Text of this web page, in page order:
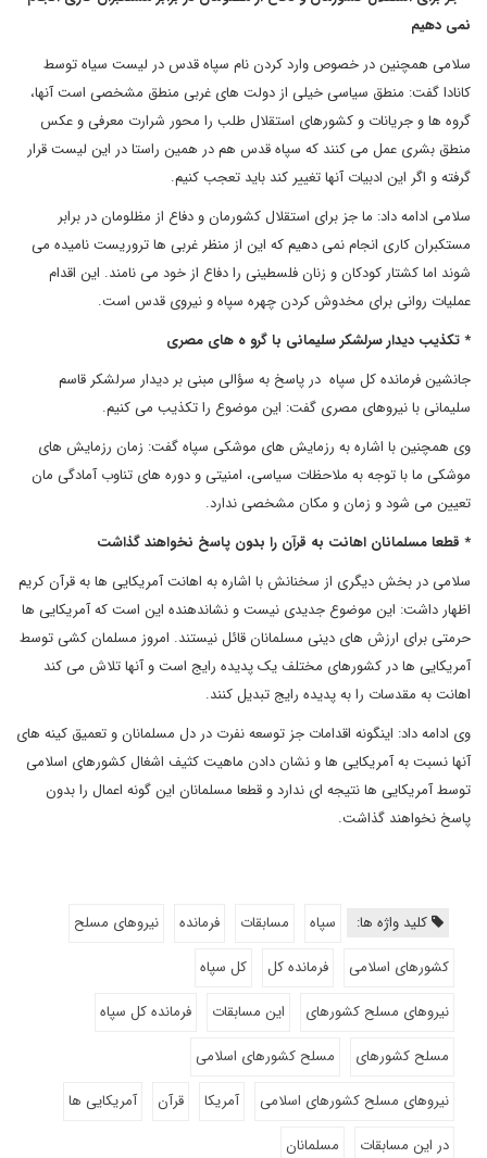
نمی دهیم
سلامی همچنین در خصوص وارد کردن نام سپاه قدس در لیست سیاه توسط
کانادا گفت: منطق سیاسی خیلی از دولت های غربی منطق مشخصی است آنها،
گروه ها و جریانات و کشورهای استقلال طلب را محور شرارت معرفی و عکس
منطق بشری عمل می کنند که سپاه قدس هم در همین راستا در این لیست قرار
گرفته و اگر این ادبیات آنها تغییر کند باید تعجب کنیم.
سلامی ادامه داد: ما جز برای استقلال کشورمان و دفاع از مظلومان در برابر
مستکبران کاری انجام نمی دهیم که این از منظر غربی ها تروریست نامیده می
شوند اما کشتار کودکان و زنان فلسطینی را دفاع از خود می نامند. این اقدام
عملیات روانی برای مخدوش کردن چهره سپاه و نیروی قدس است.
* تکذیب دیدار سرلشکر سلیمانی با گرو ه های مصری
جانشین فرمانده کل سپاه در پاسخ به سؤالی مبنی بر دیدار سرلشکر قاسم
سلیمانی با نیروهای مصری گفت: این موضوع را تکذیب می کنیم.
وی همچنین با اشاره به رزمایش های موشکی سپاه گفت: زمان رزمایش های
موشکی ما با توجه به ملاحظات سیاسی، امنیتی و دوره های تناوب آمادگی مان
تعیین می شود و زمان و مکان مشخصی ندارد.
* قطعا مسلمانان اهانت به قرآن را بدون پاسخ نخواهند گذاشت
سلامی در بخش دیگری از سخنانش با اشاره به اهانت آمریکایی ها به قرآن کریم
اظهار داشت: این موضوع جدیدی نیست و نشاندهنده این است که آمریکایی ها
حرمتی برای ارزش های دینی مسلمانان قائل نیستند. امروز مسلمان کشی توسط
آمریکایی ها در کشورهای مختلف یک پدیده رایج است و آنها تلاش می کند
اهانت به مقدسات را به پدیده رایج تبدیل کنند.
وی ادامه داد: اینگونه اقدامات جز توسعه نفرت در دل مسلمانان و تعمیق کینه های
آنها نسبت به آمریکایی ها و نشان دادن ماهیت کثیف اشغال کشورهای اسلامی
توسط آمریکایی ها نتیجه ای ندارد و قطعا مسلمانان این گونه اعمال را بدون
پاسخ نخواهند گذاشت.
کلید واژه ها: سپاه مسابقات فرمانده
نیروهای مسلح
کشورهای اسلامی
فرمانده کل
کل سپاه
نیروهای مسلح کشورهای
این مسابقات
فرمانده کل سپاه
مسلح کشورهای
مسلح کشورهای اسلامی
نیروهای مسلح کشورهای اسلامی
آمریکا قرآن
آمریکایی ها
در این مسابقات
مسلمانان